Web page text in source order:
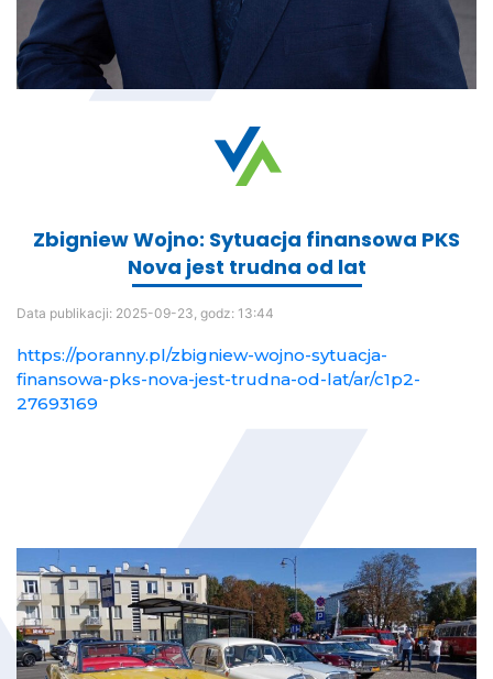
Zbigniew Wojno: Sytuacja finansowa PKS
Nova jest trudna od lat
Data publikacji: 2025-09-23, godz: 13:44
https://poranny.pl/zbigniew-wojno-sytuacja-
finansowa-pks-nova-jest-trudna-od-lat/ar/c1p2-
27693169